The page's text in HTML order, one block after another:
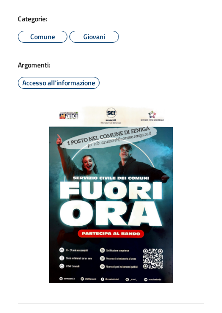
Categorie:
Comune
Giovani
Argomenti:
Accesso all'informazione